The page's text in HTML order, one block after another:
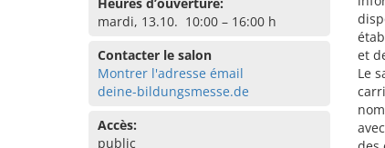
mardi, 13.10. 10:00 – 16:00 h
Contacter le salon
Montrer l'adresse émail
deine-bildungsmesse.de
Accès:
public
et
Le